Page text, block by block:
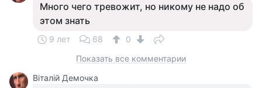
Много чего тревожит, но никому не надо об
этом знать
9 лет 68
0
Показать все комментарии
Віталій Демочка